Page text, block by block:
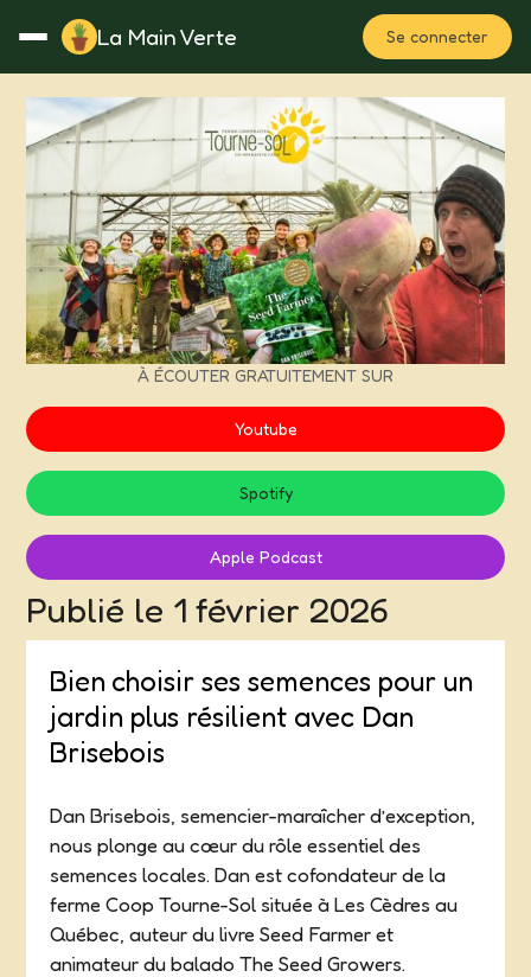
La Main Verte Se connecter
Rotation Notes Fertilisation Plan
À ÉCOUTER GRATUITEMENT SUR
Youtube
Spotify
Apple Podcast
Publié le 1 février 2026
Bien choisir ses semences pour un
jardin plus résilient avec Dan
Brisebois
Dan Brisebois, semencier-maraîcher d’exception,
nous plonge au cœur du rôle essentiel des
semences locales. Dan est cofondateur de la
ferme Coop Tourne-Sol située à Les Cèdres au
Québec, auteur du livre Seed Farmer et
animateur du balado The Seed Growers.